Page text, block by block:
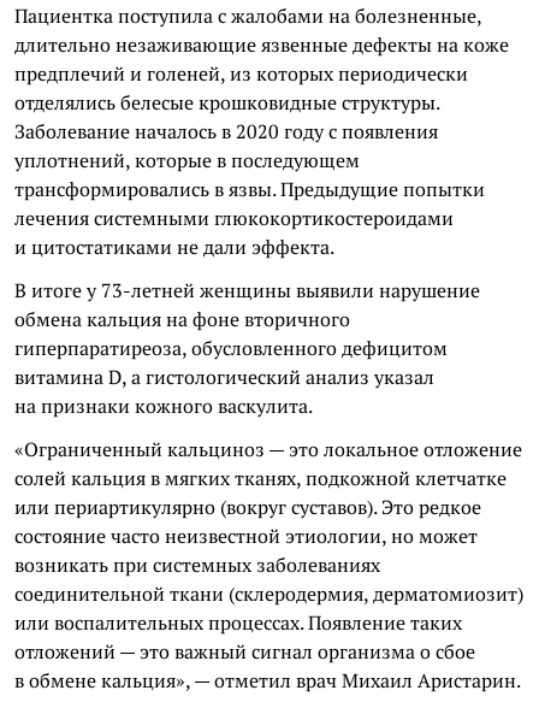
Пациентка поступила с жалобами на болезненные,
длительно незаживающие язвенные дефекты на коже
предплечий и голеней, из которых периодически
отделялись белесые крошковидные структуры.
Заболевание началось в 2020 году с появления
уплотнений, которые в последующем
трансформировались в язвы. Предыдущие попытки
лечения системными глюкокортикостероидами
и цитостатиками не дали эффекта.
В итоге у 73-летней женщины выявили нарушение
обмена кальция на фоне вторичного
гиперпаратиреоза, обусловленного дефицитом
витамина D, а гистологический анализ указал
на признаки кожного васкулита.
«Ограниченный кальциноз — это локальное отложение
солей кальция в мягких тканях, подкожной клетчатке
или периартикулярно (вокруг суставов). Это редкое
состояние часто неизвестной этиологии, но может
возникать при системных заболеваниях
соединительной ткани (склеродермия, дерматомиозит)
или воспалительных процессах. Появление таких
отложений — это важный сигнал организма о сбое
в обмене кальция», — отметил врач Михаил Аристарин.